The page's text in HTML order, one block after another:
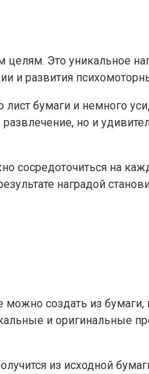
целям. Это уникальное
и развития
бумаги и немного
но и
сосредоточиться на
наградой
создать из бумаги,
и оригинальные
из исходной